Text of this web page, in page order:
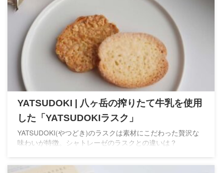
YATSUDOKI | 八ヶ岳の搾りたて牛乳を使用
した「YATSUDOKIラスク」
YATSUDOKI(やつどき)のラスクは素材にこだわった贅沢な
味わいが特徴。シャトレーゼのラスクとの違いは？